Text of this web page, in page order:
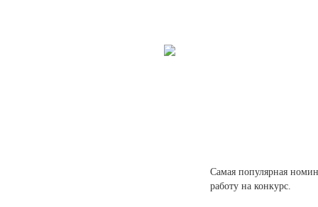
Самая популярная
работу на конкурс.